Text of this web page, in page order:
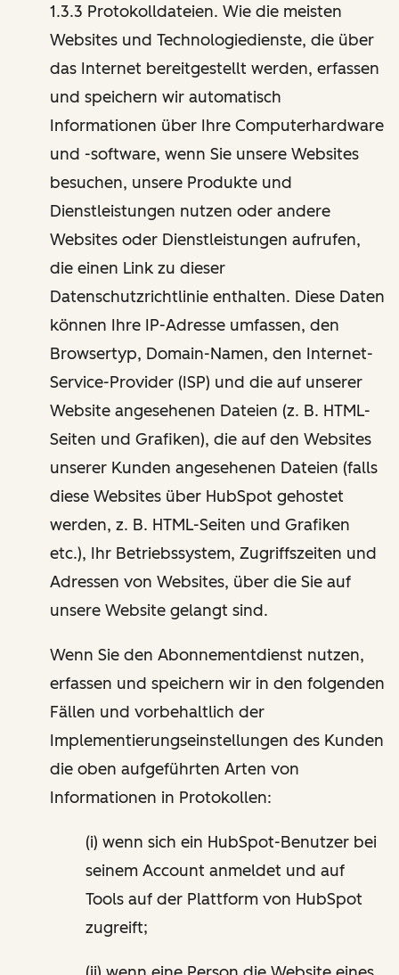
1.3.3 Protokolldateien. Wie die meisten
Websites und Technologiedienste, die über
das Internet bereitgestellt werden, erfassen
und speichern wir automatisch
Informationen über Ihre Computerhardware
und -software, wenn Sie unsere Websites
besuchen, unsere Produkte und
Dienstleistungen nutzen oder andere
Websites oder Dienstleistungen aufrufen,
die einen Link zu dieser
Datenschutzrichtlinie enthalten. Diese Daten
können Ihre IP-Adresse umfassen, den
Browsertyp, Domain-Namen, den Internet-
Service-Provider (ISP) und die auf unserer
Website angesehenen Dateien (z. B. HTML-
Seiten und Grafiken), die auf den Websites
unserer Kunden angesehenen Dateien (falls
diese Websites über HubSpot gehostet
werden, z. B. HTML-Seiten und Grafiken
etc.), Ihr Betriebssystem, Zugriffszeiten und
Adressen von Websites, über die Sie auf
unsere Website gelangt sind.
Wenn Sie den Abonnementdienst nutzen,
erfassen und speichern wir in den folgenden
Fällen und vorbehaltlich der
Implementierungseinstellungen des Kunden
die oben aufgeführten Arten von
Informationen in Protokollen:
(i) wenn sich ein HubSpot-Benutzer bei
seinem Account anmeldet und auf
Tools auf der Plattform von HubSpot
zugreift;